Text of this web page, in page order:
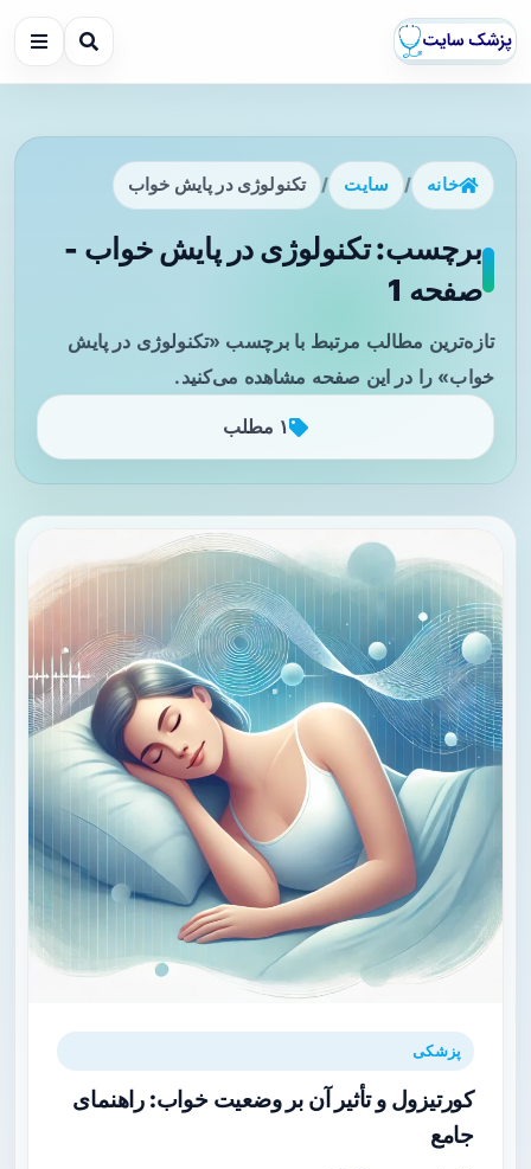
خانه / سایت / تکنولوژی در پایش خواب
برچسب: تکنولوژی در پایش خواب -
صفحه 1
تازه‌ترین مطالب مرتبط با برچسب «تکنولوژی در پایش
خواب» را در این صفحه مشاهده می‌کنید.
۱ مطلب
پزشکی
کورتیزول و تأثیر آن بر وضعیت خواب: راهنمای
جامع